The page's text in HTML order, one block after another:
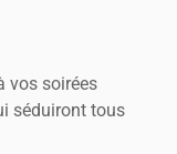
vos soirées
séduiront tous